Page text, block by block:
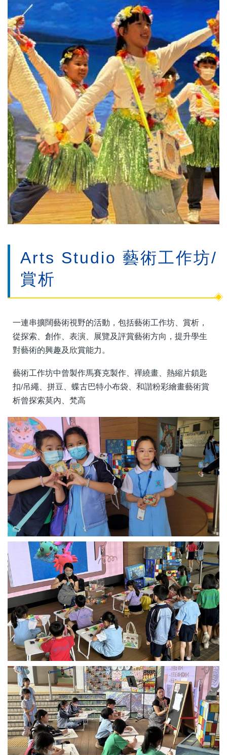
Arts Studio 藝術工作坊/
賞析
一連串擴闊藝術視野的活動，包括藝術工作坊、賞析，
從探索、創作、表演、展覽及評賞藝術方向，提升學生
對藝術的興趣及欣賞能力。
藝術工作坊中曾製作馬賽克製作、禪繞畫、熱縮片鎖匙
扣/吊繩、拼豆、蝶古巴特小布袋、和諧粉彩繪畫藝術賞
析曾探索莫內、梵高